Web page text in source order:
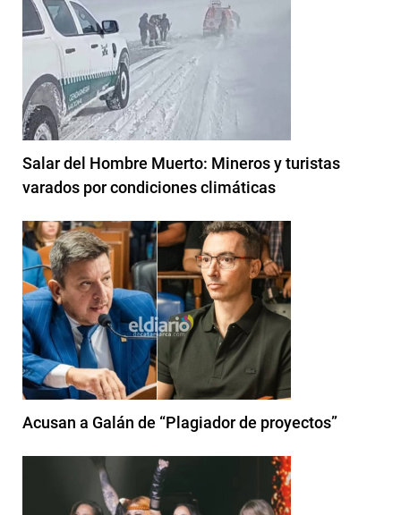
Salar del Hombre Muerto: Mineros y turistas
varados por condiciones climáticas
Acusan a Galán de “Plagiador de proyectos”